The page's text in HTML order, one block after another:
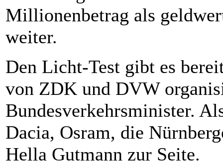
Millionenbetrag als
weiter.
Den Licht-Test gibt es
von ZDK und DVW
Bundesverkehrsminister.
Dacia, Osram, die
Hella Gutmann zur Seite.